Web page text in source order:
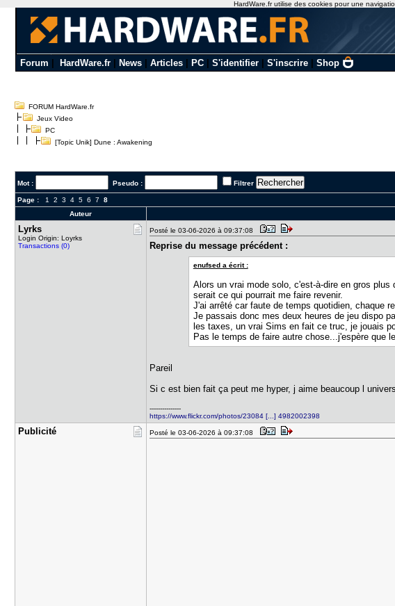
Forum HardWare.fr| News| Articles| PC| S'identifier| S'inscrire| Shop
FORUM HardWare.fr
Jeux Video
PC
[Topic Unik] Dune : Awakening
Mot : Pseudo : Filtrer
Page : 1 2 3 4 5 6 7 8
Auteur
Lyrks
Login Origin: Loyrks
Transactions (0)
Posté le 03-06-2026 à 09:37:08
Reprise du message précédent :
enufsed a écrit :
Alors un vrai mode solo, c'est-à-dire en gros
serait ce qui pourrait me faire revenir.
J'ai arrêté car faute de temps quotidien, chaque
Je passais donc mes deux heures de jeu dispo
les taxes, un vrai Sims en fait ce truc, je jouais
Pas le temps de faire autre chose...j'espère que
Pareil
Si c est bien fait ça peut me hyper, j aime beaucoup l
---------------
https://www.flickr.com/photos/23084 [...] 4982002398
Publicité Posté le 03-06-2026 à 09:37:08
HardWare.fr utilise des cookies pour une